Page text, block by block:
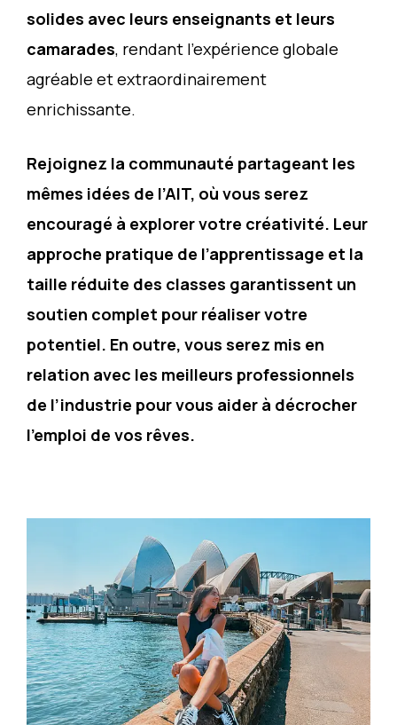
solides avec leurs enseignants et leurs
camarades, rendant l’expérience globale
agréable et extraordinairement
enrichissante.
Rejoignez la communauté partageant les
mêmes idées de l’AIT, où vous serez
encouragé à explorer votre créativité. Leur
approche pratique de l’apprentissage et la
taille réduite des classes garantissent un
soutien complet pour réaliser votre
potentiel. En outre, vous serez mis en
relation avec les meilleurs professionnels
de l’industrie pour vous aider à décrocher
l’emploi de vos rêves.